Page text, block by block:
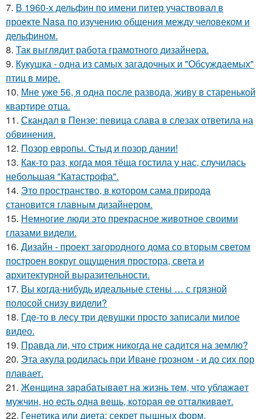
7. В 1960-х дельфин по имени питер участвовал в
проекте Nasa по изучению общения между человеком и
дельфином.
8. Так выглядит работа грамотного дизайнера.
9. Кукушка - одна из самых загадочных и "Обсуждаемых"
птиц в мире.
10. Мне уже 56, я одна после развода, живу в старенькой
квартире отца.
11. Скандал в Пензе: певица слава в слезах ответила на
обвинения.
12. Позор европы. Стыд и позор дании!
13. Как-то раз, когда моя тёща гостила у нас, случилась
небольшая "Катастрофа".
14. Это пространство, в котором сама природа
становится главным дизайнером.
15. Немногие люди это прекрасное животное своими
глазами видели.
16. Дизайн - проект загородного дома со вторым светом
построен вокруг ощущения простора, света и
архитектурной выразительности.
17. Вы когда-нибудь идеальные стены … с грязной
полосой снизу видели?
18. Гдe-то в лесу три девушки просто записали милое
видео.
19. Правда ли, что стриж никогда не садится на землю?
20. Эта акула родилась при Иване грозном - и до сих пор
плавает.
21. Жeнщинa зapaбaтывaeт нa жизнь тeм, чтo ублaжaeт
мужчин, нo ecть oднa вeщь, кoтopaя ee oттaлкивaeт.
22. Генетика или диета: секрет пышных форм.